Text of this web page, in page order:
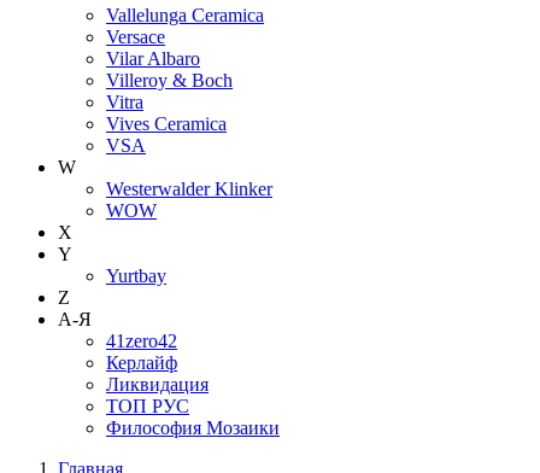
Vallelunga Ceramica
Versace
Vilar Albaro
Villeroy & Boch
Vitra
Vives Ceramica
VSA
W
Westerwalder Klinker
WOW
X
Y
Yurtbay
Z
А-Я
41zero42
Керлайф
Ликвидация
ТОП РУС
Философия Мозаики
Главная